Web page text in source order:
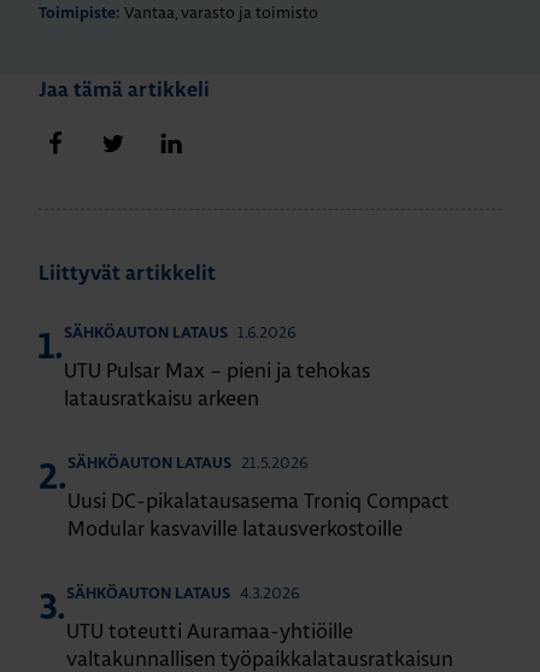
Toimipiste: Vantaa, varasto ja toimisto
Jaa tämä artikkeli
Jaa FacebookissaJaa Twitterissä
Liittyvät artikkelit
1. SÄHKÖAUTON LATAUS 1.6.2026
UTU Pulsar Max – pieni ja tehokas
latausratkaisu arkeen
2. SÄHKÖAUTON LATAUS 21.5.2026
Uusi DC-pikalatausasema Troniq Compact
Modular kasvaville latausverkostoille
3. SÄHKÖAUTON LATAUS 4.3.2026
UTU toteutti Auramaa-yhtiöille
valtakunnallisen työpaikkalatausratkaisun